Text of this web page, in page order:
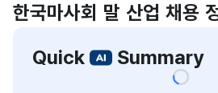
한국마사회 말 산업 채용
Quick
Summary